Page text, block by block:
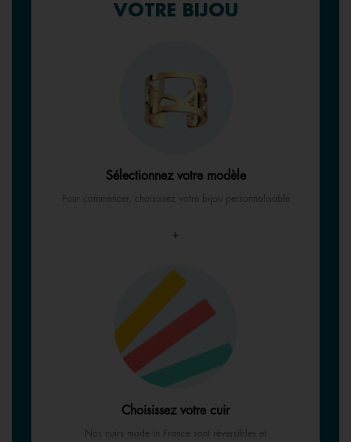
VOTRE BIJOU
Sélectionnez votre modèle
Pour commencer, choisissez votre bijou personnalisable
+
Choisissez votre cuir
Nos cuirs made in France sont réversibles et